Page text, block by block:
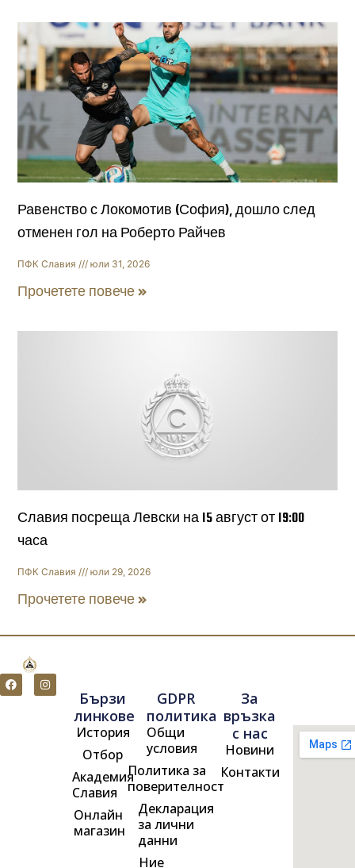
Равенство с Локомотив (София), дошло след
отменен гол на Роберто Райчев
ПФК Славия юли 31, 2026
Прочетете повече »
Славия посреща Левски на 15 август от 19:00
часа
ПФК Славия юли 29, 2026
Прочетете повече »
F
a
c
I
n
s
Бързи
линкове
История
Отбор
Академия
Славия
Онлайн
магазин
GDPR
политика
Общи
условия
Политика за
поверителност
Декларация
за лични
данни
Ние
За
връзка
с нас
Новини
Контакти